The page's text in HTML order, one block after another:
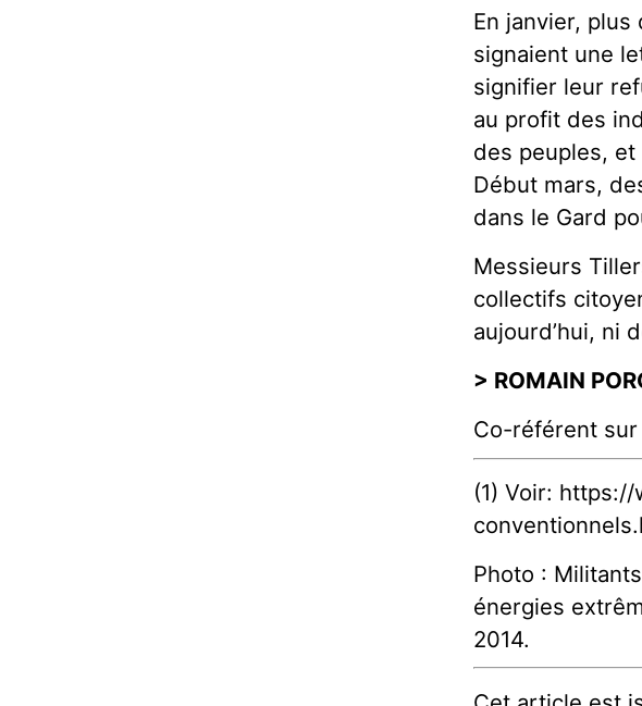
En janvier,
signaient une
signifier leur
au profit des
des peuples, et
Début mars,
dans le Gard
Messieurs
collectifs
aujourd’hui, ni
> ROMAIN
Co-référent
(1) Voir:
Photo :
énergies
2014.